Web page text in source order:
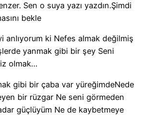
Sen o suya yazı yazdın.Şimdi
bekle
anlıyorum ki Nefes almak değilmiş
yanmak gibi bir şey Seni
olmak…
gibi bir çaba var yüreğimdeNede
bir rüzgar Ne seni görmeden
güçlüyüm Ne de kaybetmeye